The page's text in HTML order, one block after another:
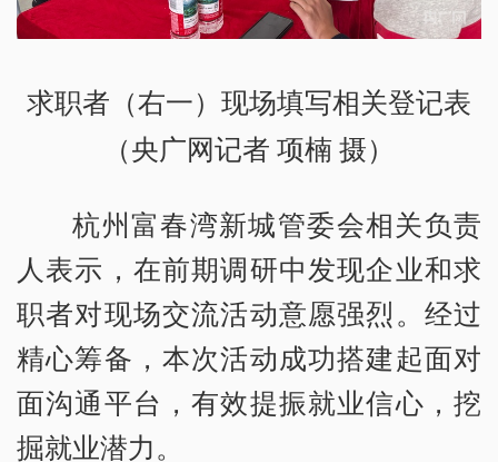
求职者（右一）现场填写相关登记表
（央广网记者 项楠 摄）
杭州富春湾新城管委会相关负责
人表示，在前期调研中发现企业和求
职者对现场交流活动意愿强烈。经过
精心筹备，本次活动成功搭建起面对
面沟通平台，有效提振就业信心，挖
掘就业潜力。